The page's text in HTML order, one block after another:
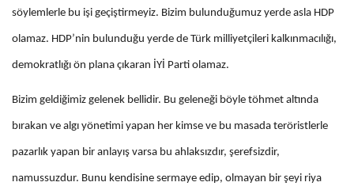
söylemlerle bu işi geçiştirmeyiz. Bizim bulunduğumuz yerde asla HDP
olamaz. HDP’nin bulunduğu yerde de Türk milliyetçileri kalkınmacılığı,
demokratlığı ön plana çıkaran İYİ Parti olamaz.
Bizim geldiğimiz gelenek bellidir. Bu geleneği böyle töhmet altında
bırakan ve algı yönetimi yapan her kimse ve bu masada teröristlerle
pazarlık yapan bir anlayış varsa bu ahlaksızdır, şerefsizdir,
namussuzdur. Bunu kendisine sermaye edip, olmayan bir şeyi riya